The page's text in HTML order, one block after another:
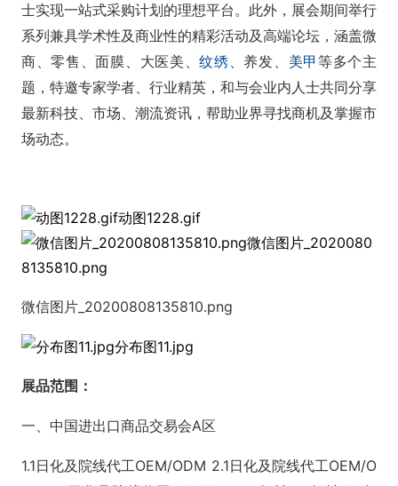
士实现一站式采购计划的理想平台。此外，展会期间举行
系列兼具学术性及商业性的精彩活动及高端论坛，涵盖微
商、零售、面膜、大医美、纹绣、养发、 美甲 等多个主
题，特邀专家学者、行业精英，和与会业内人士共同分享
最新科技、市场、潮流资讯，帮助业界寻找商机及掌握市
场动态。
动图1228.gif
微信图片_2020080
8135810.png
微信图片_20200808135810.png
分布图11.jpg
展品范围：
一、中国进出口商品交易会A区
1.1日化及院线代工OEM/ODM 2.1日化及院线代工OEM/O